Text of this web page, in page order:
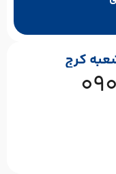
کرج